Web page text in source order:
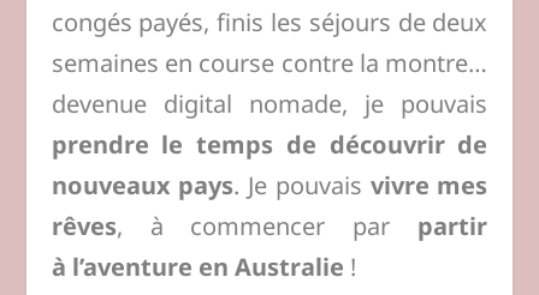
congés payés, finis les séjours de deux
semaines en course contre la montre…
devenue digital nomade, je pouvais
prendre le temps de découvrir de
nouveaux pays. Je pouvais vivre mes
rêves, à commencer par partir
à l’aventure en Australie !